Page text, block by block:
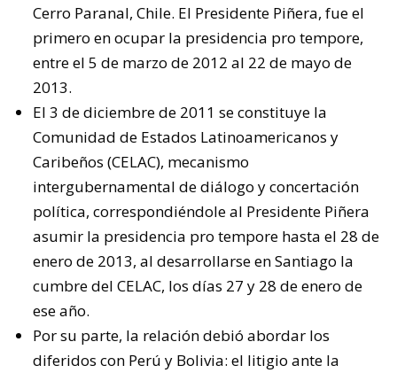
Cerro Paranal, Chile. El Presidente Piñera, fue el
primero en ocupar la presidencia pro tempore,
entre el 5 de marzo de 2012 al 22 de mayo de
2013.
El 3 de diciembre de 2011 se constituye la
Comunidad de Estados Latinoamericanos y
Caribeños (CELAC), mecanismo
intergubernamental de diálogo y concertación
política, correspondiéndole al Presidente Piñera
asumir la presidencia pro tempore hasta el 28 de
enero de 2013, al desarrollarse en Santiago la
cumbre del CELAC, los días 27 y 28 de enero de
ese año.
Por su parte, la relación debió abordar los
diferidos con Perú y Bolivia: el litigio ante la